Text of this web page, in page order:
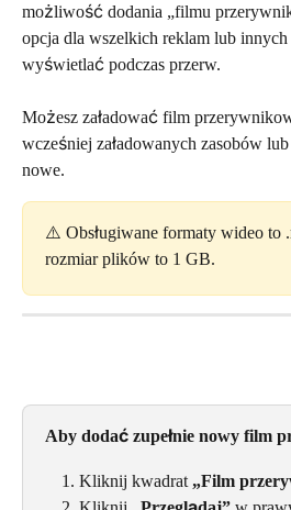
możliwość dodania „filmu
opcja dla wszelkich reklam lub
wyświetlać podczas przerw.
Możesz załadować film
wcześniej załadowanych zasobów lub
nowe.
⚠️ Obsługiwane formaty wideo to
rozmiar plików to 1 GB.
Aby dodać zupełnie nowy film
Kliknij kwadrat „Film